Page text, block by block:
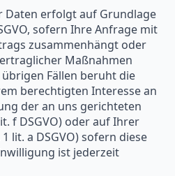
Daten erfolgt auf Grundlage
sofern Ihre Anfrage mit
zusammenhängt oder
Maßnahmen
Fällen beruht die
berechtigten Interesse an
der an uns gerichteten
f DSGVO) oder auf Ihrer
lit. a DSGVO) sofern diese
ist jederzeit